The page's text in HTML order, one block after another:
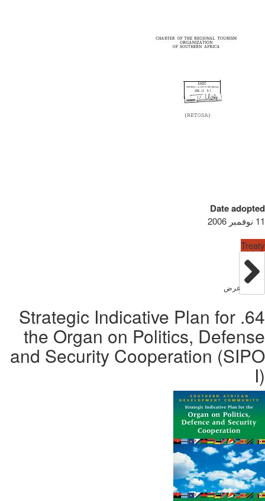
Date adopted
11 نوفمبر 2006
Treaty
عرض
64. Strategic Indicative Plan for
the Organ on Politics, Defense
and Security Cooperation (SIPO
I)